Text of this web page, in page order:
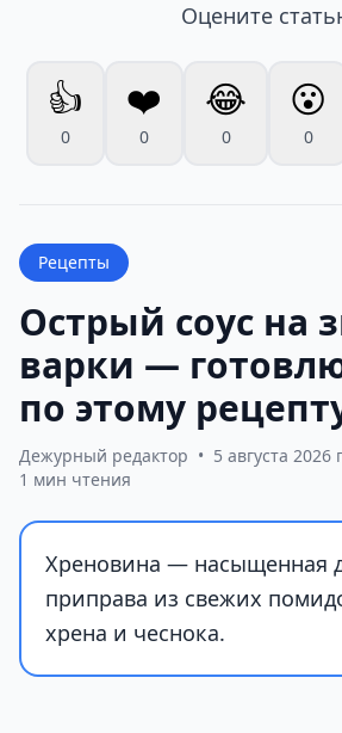
Оцените
👍
0
❤️
0
😂
0
😮
0
Рецепты
Острый соус на
варки —
по этому
Дежурный редактор • 5 августа 2026
1 мин чтения
Хреновина — насыщенная
приправа из свежих
хрена и чеснока.